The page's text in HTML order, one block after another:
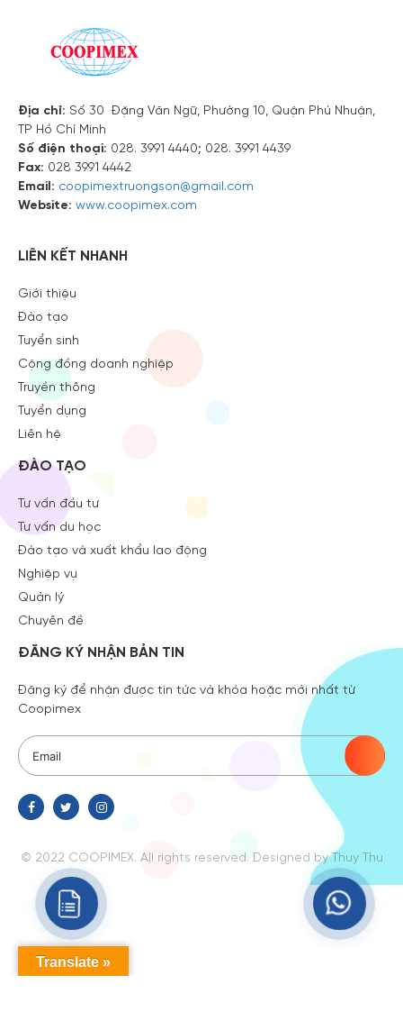
Địa chỉ: Số 30 Đặng Văn Ngữ, Phường 10, Quận Phú Nhuận,
TP Hồ Chí Minh
Số điện thoại: 028. 3991 4440; 028. 3991 4439
Fax: 028 3991 4442
Email: coopimextruongson@gmail.com
Website: www.coopimex.com
LIÊN KẾT NHANH
Giới thiệu
Đào tạo
Tuyển sinh
Cộng đồng doanh nghiệp
Truyền thông
Tuyển dụng
Liên hệ
ĐÀO TẠO
Tư vấn đầu tư
Tư vấn du học
Đào tạo và xuất khẩu lao động
Nghiệp vụ
Quản lý
Chuyên đề
ĐĂNG KÝ NHẬN BẢN TIN
Đăng ký để nhận được tin tức và khóa hoặc mới nhất từ
Coopimex
© 2022 COOPIMEX. All rights reserved. Designed by Thuy Thu
Translate »